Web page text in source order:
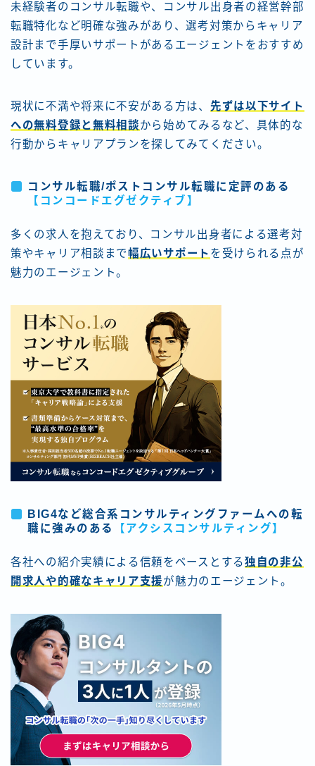
未経験者のコンサル転職や、コンサル出身者の経営幹部
転職特化など明確な強みがあり、選考対策からキャリア
設計まで手厚いサポートがあるエージェントをおすすめ
しています。
現状に不満や将来に不安がある方は、 先ずは以下サイト
への無料登録と無料相談から始めてみるなど、具体的な
行動からキャリアプランを探してみてください。
コンサル転職/ポストコンサル転職に定評のある
【コンコードエグゼクティブ 】
多くの求人を抱えており、コンサル出身者による選考対
策やキャリア相談まで幅広いサポート を受けられる点が
魅力のエージェント。
BIG4など総合系コンサルティングファームへの転
職に強みのある
【アクシスコンサルティング】
各社への紹介実績による信頼をベースとする独自の非公
開求人や的確なキャリア支援が魅力のエージェント。